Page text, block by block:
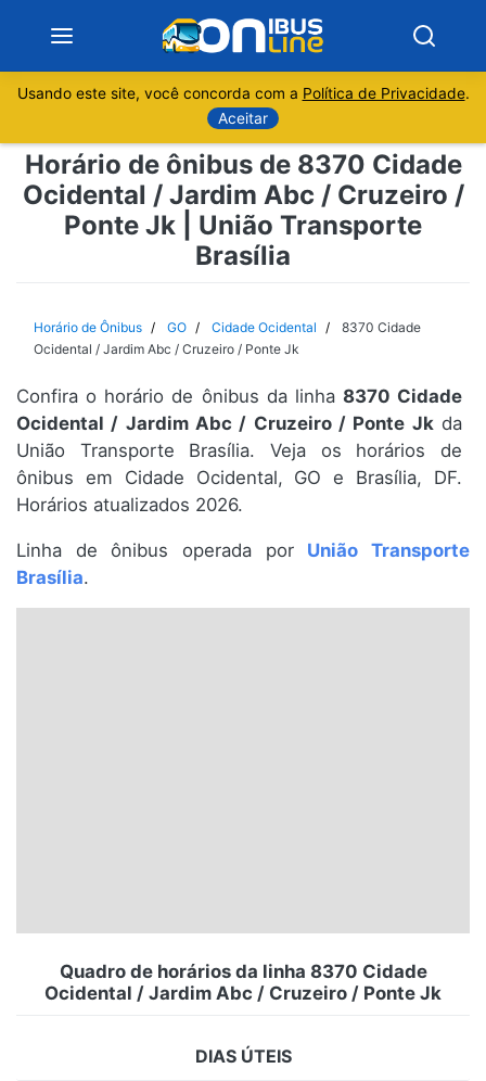
Sobre
Minas Gerais
Rio de Janeiro
Espírito Santo
Paraná
Santa Catarina
Rio Grande do Sul
Usando este site, você concorda com a Política de Privacidade.
Aceitar
Horário de ônibus de 8370 Cidade
Ocidental / Jardim Abc / Cruzeiro /
Ponte Jk | União Transporte
Brasília
Horário de Ônibus GO Cidade Ocidental
8370 Cidade
Ocidental / Jardim Abc / Cruzeiro / Ponte Jk
Confira o horário de ônibus da linha 8370 Cidade
Ocidental / Jardim Abc / Cruzeiro / Ponte Jkda
União Transporte Brasília. Veja os horários de
ônibus em Cidade Ocidental, GO e Brasília, DF.
Horários atualizados 2026.
Linha de ônibus operada por União Transporte
Brasília.
Quadro de horários da linha 8370 Cidade
Ocidental / Jardim Abc / Cruzeiro / Ponte Jk
DIAS ÚTEIS